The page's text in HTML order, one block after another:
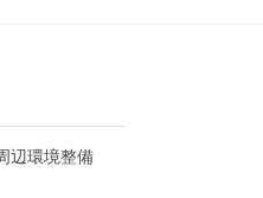
辺環境整備